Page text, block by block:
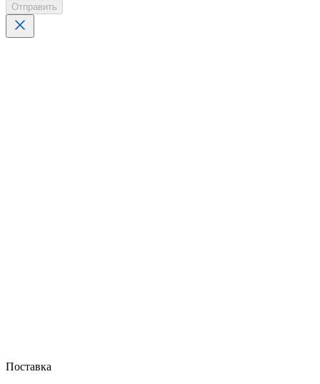
Отправить
Поставка